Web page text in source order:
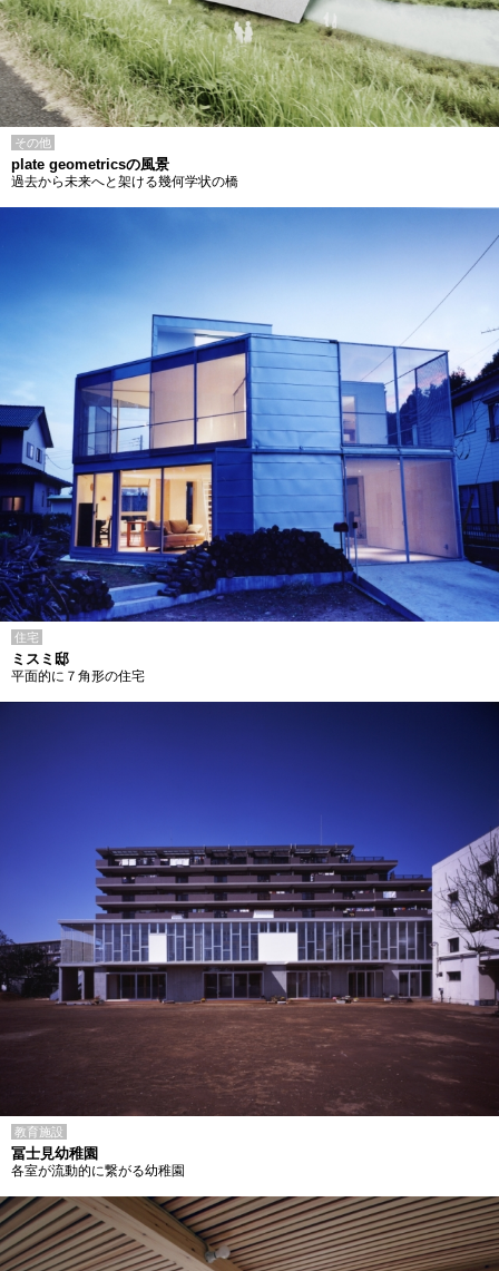
その他
plate geometricsの風景
過去から未来へと架ける幾何学状の橋
住宅
ミスミ邸
平面的に７角形の住宅
教育施設
冨士見幼稚園
各室が流動的に繋がる幼稚園